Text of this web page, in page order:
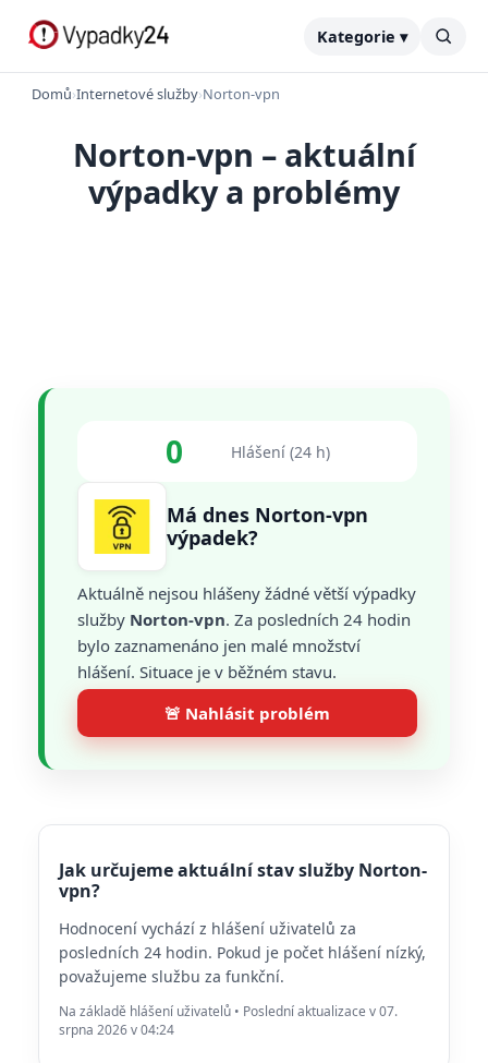
Kategorie ▾
Domů›Internetové služby›Norton-vpn
Norton-vpn – aktuální
výpadky a problémy
0 Hlášení (24 h)
Má dnes Norton-vpn
výpadek?
Aktuálně nejsou hlášeny žádné větší výpadky
služby Norton-vpn. Za posledních 24 hodin
bylo zaznamenáno jen malé množství
hlášení. Situace je v běžném stavu.
🚨 Nahlásit problém
Jak určujeme aktuální stav služby Norton-
vpn?
Hodnocení vychází z hlášení uživatelů za
posledních 24 hodin. Pokud je počet hlášení nízký,
považujeme službu za funkční.
Na základě hlášení uživatelů • Poslední aktualizace v 07.
srpna 2026 v 04:24